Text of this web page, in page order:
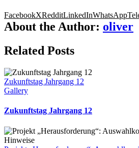
FacebookXRedditLinkedInWhatsApp
About the Author: oliver
Related Posts
Zukunftstag Jahrgang 12
Gallery
Zukunftstag Jahrgang 12